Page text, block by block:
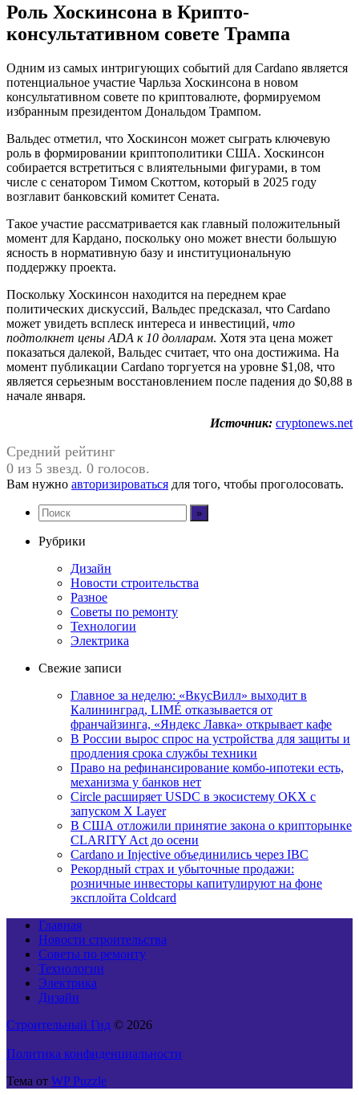
Роль Хоскинсона в Крипто-
консультативном совете Трампа
Одним из самых интригующих событий для Cardano является
потенциальное участие Чарльза Хоскинсона в новом
консультативном совете по криптовалюте, формируемом
избранным президентом Дональдом Трампом.
Вальдес отметил, что Хоскинсон может сыграть ключевую
роль в формировании криптополитики США. Хоскинсон
собирается встретиться с влиятельными фигурами, в том
числе с сенатором Тимом Скоттом, который в 2025 году
возглавит банковский комитет Сената.
Такое участие рассматривается как главный положительный
момент для Кардано, поскольку оно может внести большую
ясность в нормативную базу и институциональную
поддержку проекта.
Поскольку Хоскинсон находится на переднем крае
политических дискуссий, Вальдес предсказал, что Cardano
может увидеть всплеск интереса и инвестиций, что
подтолкнет цены ADA к 10 долларам. Хотя эта цена может
показаться далекой, Вальдес считает, что она достижима. На
момент публикации Cardano торгуется на уровне $1,08, что
является серьезным восстановлением после падения до $0,88 в
начале января.
Источник: cryptonews.net
Средний рейтинг
0 из 5 звезд. 0 голосов.
Вам нужно авторизироваться для того, чтобы проголосовать.
Рубрики
Дизайн
Новости строительства
Разное
Советы по ремонту
Технологии
Электрика
Свежие записи
Главное за неделю: «ВкусВилл» выходит в
Калининград, LIMÉ отказывается от
франчайзинга, «Яндекс Лавка» открывает кафе
В России вырос спрос на устройства для защиты и
продления срока службы техники
Право на рефинансирование комбо-ипотеки есть,
механизма у банков нет
Circle расширяет USDC в экосистему OKX с
запуском X Layer
В США отложили принятие закона о крипторынке
CLARITY Act до осени
Cardano и Injective объединились через IBC
Рекордный страх и убыточные продажи:
розничные инвесторы капитулируют на фоне
эксплойта Coldcard
Главная
Новости строительства
Советы по ремонту
Технологии
Электрика
Дизайн
Строительный Гид © 2026
Политика конфиденциальности
Тема от WP Puzzle